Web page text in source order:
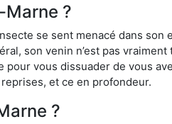
?
se sent menacé dans son
son venin n’est pas
vous dissuader de vous
et ce en profondeur.
?